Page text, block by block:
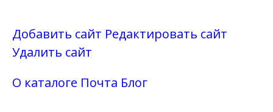
Добавить сайт Редактировать сайт
Удалить сайт
О каталоге Почта Блог